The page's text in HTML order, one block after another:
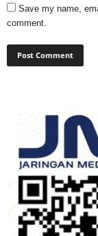
Save my name,
comment.